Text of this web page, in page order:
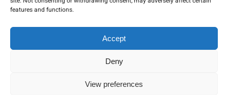
features and functions.
Accept
Deny
View preferences
porta metus dolor, eu pretium felis
sagittis ac. Phasellus tortor nunc, porttitor
viverra lobortis ac, tincidunt nec ligula.
Suspendisse potenti. Aliquam quis
ultrices non eget velit. Fusce eu aliquam